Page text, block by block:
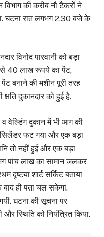
की करीब नौ टैंकरों ने
घटना रात लगभग 2.30 बजे के
विनोद पारवानी को बड़ा
40 लाख रूपये का पेंट,
पेंट बनाने की मशीन पूरी तरह
दुकानदार को हुई है.
वेल्डिंग दुकान में भी आग की
फट गया और एक बड़ा
तो नहीं हुई और एक बड़ा
पांच लाख का सामान जलकर
शार्ट सर्किट बताया
ही पता चल सकेगा.
घटना की सूचना पर
और स्थिति को नियंत्रित किया.